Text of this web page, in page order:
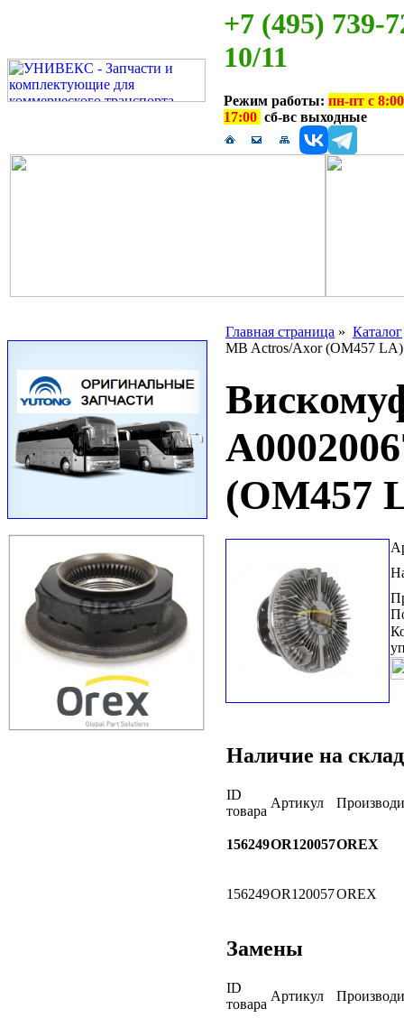
+7 (495) 739-
10/11
Режим работы: пн-пт с
17:00 сб-вс выходные
Главная страница » Каталог
MB Actros/Axor (OM457 LA)
(OM457
Наличие на
ID
товара
Артикул
156249OR120057OREX
156249OR120057OREX
Замены
ID
товара
Артикул